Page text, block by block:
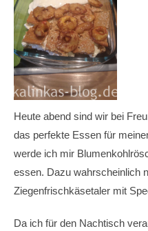
Heute abend sind wir bei
das perfekte Essen für
werde ich mir
essen. Dazu wahrscheinlich
Ziegenfrischkäsetaler mit
Da ich für den Nachtisch